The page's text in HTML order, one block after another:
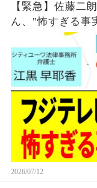
【緊急】佐藤二
ん、"怖すぎる事
2026/07/12